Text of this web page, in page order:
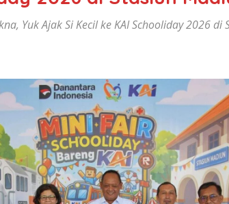
Yuk Ajak Si Kecil ke KAI Schooliday 2026 di